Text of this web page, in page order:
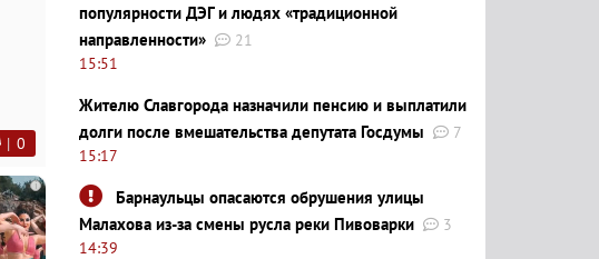
| 0
i
популярности ДЭГ и людях «традиционной
направленности»
21
15:51
Жителю Славгорода назначили пенсию и выплатили
долги после вмешательства депутата Госдумы
7
15:17
Барнаульцы опасаются обрушения улицы
Малахова из-за смены русла реки Пивоварки
3
14:39